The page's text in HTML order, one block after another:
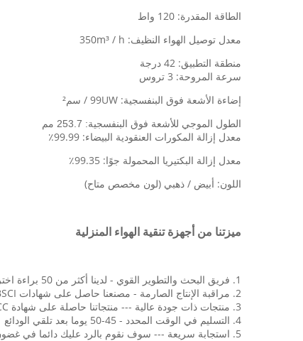
الطاقة المقدرة: 120 واط
معدل توصيل الهواء النظيف: 350m³ / h
منطقة التطبيق: 42 درجة
سرعة المروحة: 3 تروس
إضاءة الأشعة فوق البنفسجية: 99UW / سم²
الطول الموجي للأشعة فوق البنفسجية: 253.7 مم
معدل إزالة المكورات العنقودية البيضاء: 99.99٪
معدل إزالة البكتيريا المحمولة جوًا: 99.35٪
اللون: أبيض / ذهبي (لون مخصص متاح)
ميزتنا من أجهزة تنقية الهواء المنزلية
1. فريق البحث والتطوير القوي - لدينا أكثر من 50 براءة اختراع خاصة
2. مراقبة الإنتاج الصارمة - مصنعنا حاصل على شهادات ISO9001 ، ISO13485 ، BSCI و EPA
3. منتجات ذات جودة عالية --- منتجاتنا حاصلة على شهادة CE / CB / ROHS / ETL / CETL / FCC
4. التسليم في الوقت المحدد - 45-50 يوما بعد تلقي الودائع
5. استجابة سريعة --- سوف نقوم بالرد عليك دائما في غضون 12 ساعة